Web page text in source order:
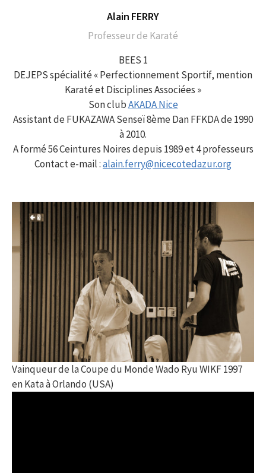
Alain FERRY
Professeur de Karaté
BEES 1
DEJEPS spécialité « Perfectionnement Sportif, mention
Karaté et Disciplines Associées »
Son clubAKADA Nice
Assistant de FUKAZAWA Senseï 8ème Dan FFKDA de 1990
à 2010.
A formé 56 Ceintures Noires depuis 1989 et 4 professeurs
Contact e-mail :alain.ferry@nicecotedazur.org
Vainqueur de la Coupe du Monde Wado Ryu WIKF 1997
en Kata à Orlando (USA)